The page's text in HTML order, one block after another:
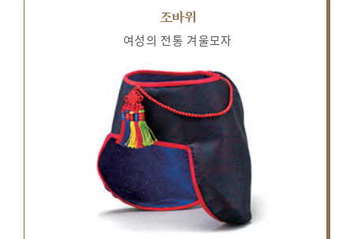
조바위
여성의 전통 겨울모자